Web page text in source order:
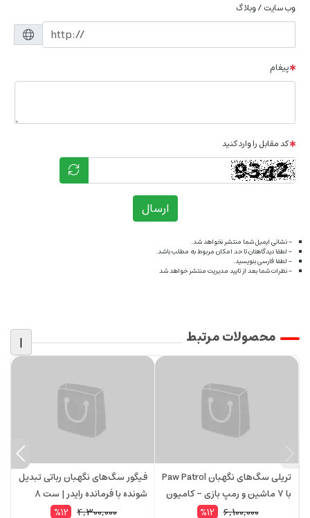
وب سایت / وبلاگ
پیغام
کد مقابل را وارد کنید
ارسال
- نشانی ایمیل شما منتشر نخواهد شد.
- لطفا دیدگاهتان تا حد امکان مربوط به مطلب باشد.
- لطفا فارسی بنویسید.
- نظرات شما بعد از تایید مدیریت منتشر خواهد شد
محصولات مرتبط |
تریلی سگ‌های نگهبان Paw Patrol
با 7 ماشین و رمپ بازی – کامیون
حمل‌ونقل کودکان مدل 599150
6,100,000
%12
فیگور سگ‌های نگهبان رباتی تبدیل
شونده با فرمانده رایدر | ست 8
4,300,000
%12